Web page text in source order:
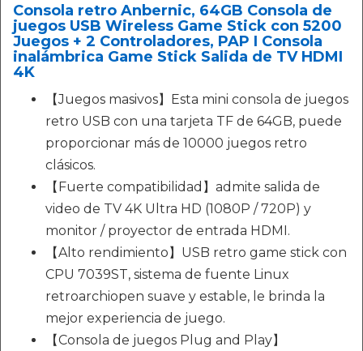
Consola retro Anbernic, 64GB Consola de
juegos USB Wireless Game Stick con 5200
Juegos + 2 Controladores, PAP I Consola
inalámbrica Game Stick Salida de TV HDMI
4K
【Juegos masivos】Esta mini consola de juegos
retro USB con una tarjeta TF de 64GB, puede
proporcionar más de 10000 juegos retro
clásicos.
【Fuerte compatibilidad】admite salida de
video de TV 4K Ultra HD (1080P / 720P) y
monitor / proyector de entrada HDMI.
【Alto rendimiento】USB retro game stick con
CPU 7039ST, sistema de fuente Linux
retroarchiopen suave y estable, le brinda la
mejor experiencia de juego.
【Consola de juegos Plug and Play】